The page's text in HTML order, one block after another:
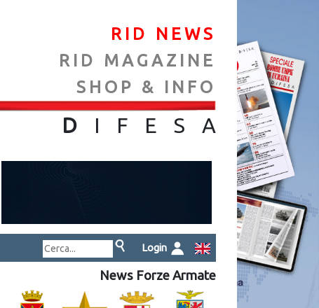
RID NEWS
RID MAGAZINE
SHOP & INFO
D IFES A
Login
News Forze Armate